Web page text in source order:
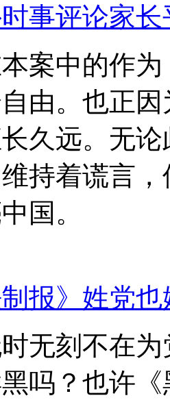
事评论家长
案中的作
由。也正
久远。无
持着谎言
国。
制报》姓党
时无刻不在
吗？也许